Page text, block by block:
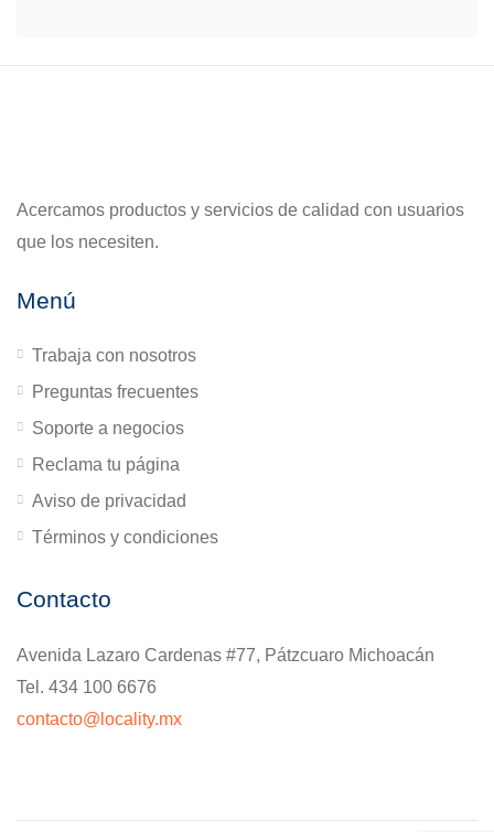
Acercamos productos y servicios de calidad con usuarios
que los necesiten.
Menú
Trabaja con nosotros
Preguntas frecuentes
Soporte a negocios
Reclama tu página
Aviso de privacidad
Términos y condiciones
Contacto
Avenida Lazaro Cardenas #77, Pátzcuaro Michoacán
Tel. 434 100 6676
contacto@locality.mx